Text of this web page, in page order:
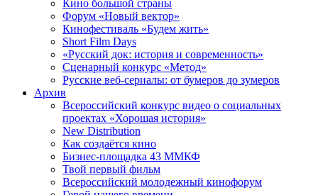
Кино большой страны
Форум «Новый вектор»
Кинофестиваль «Будем жить»
Short Film Days
«Русский док: история и современность»
Сценарный конкурс «Метод»
Русские веб-сериалы: от бумеров до зумеров
Архив
Всероссийский конкурс видео о социальных
проектах «Хорошая история»
New Distribution
Как создаётся кино
Бизнес-площадка 43 ММКФ
Твой первый фильм
Всероссийский молодежный кинофорум